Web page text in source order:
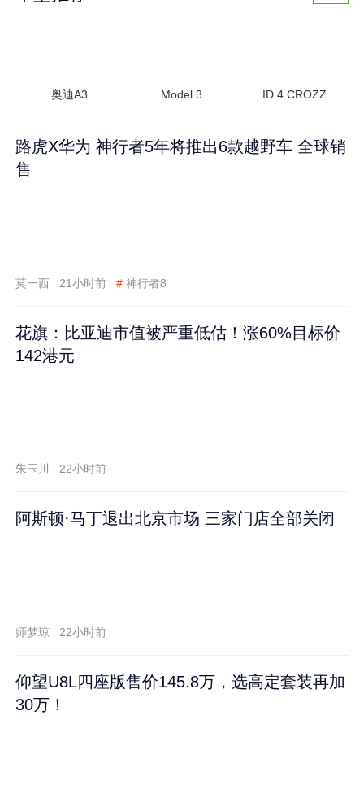
奥迪A3 Model 3 ID.4 CROZZ
路虎X华为 神行者5年将推出6款越野车 全球销
售
莫一西 21小时前 # 神行者8
花旗：比亚迪市值被严重低估！涨60%目标价
142港元
朱玉川 22小时前
阿斯顿·马丁退出北京市场 三家门店全部关闭
师梦琼 22小时前
仰望U8L四座版售价145.8万，选高定套装再加
30万！